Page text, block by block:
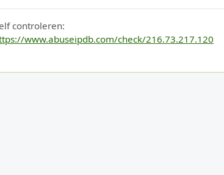
controleren:
www.abuseipdb.com/check/216.73.217.120